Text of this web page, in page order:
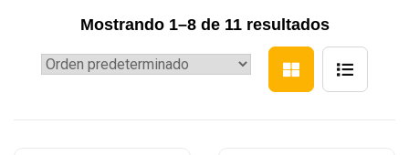
Mostrando 1–8 de 11 resultados